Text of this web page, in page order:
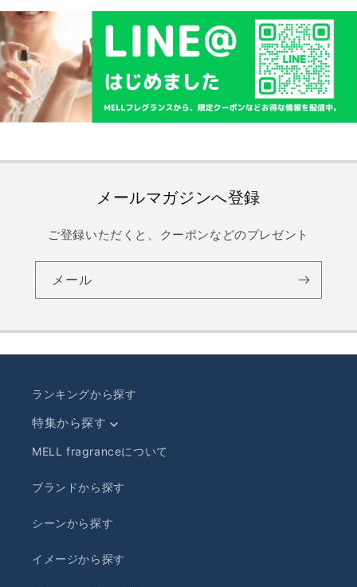
メールマガジンへ登録
ご登録いただくと、クーポンなどのプレゼント
メール
ランキングから探す
特集から探す
MELL fragranceについて
ブランドから探す
シーンから探す
イメージから探す